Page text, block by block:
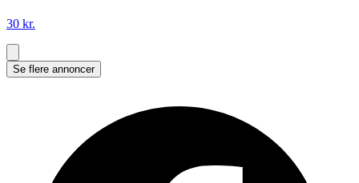
30 kr.
Se flere annoncer